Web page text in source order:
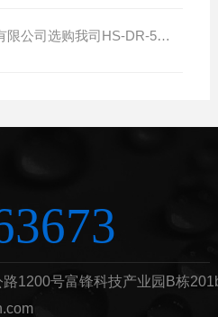
通标标准技术服务(天津)有限公司选购我司HS-DR-5导热系数测试仪
路1200号富锋科技产业园B栋